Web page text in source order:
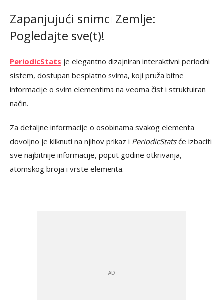
Zapanjujući snimci Zemlje:
Pogledajte sve(t)!
PeriodicStats je elegantno dizajniran interaktivni periodni
sistem, dostupan besplatno svima, koji pruža bitne
informacije o svim elementima na veoma čist i struktuiran
način.
Za detaljne informacije o osobinama svakog elementa
dovoljno je kliknuti na njihov prikaz i PeriodicStatsće izbaciti
sve najbitnije informacije, poput godine otkrivanja,
atomskog broja i vrste elementa.